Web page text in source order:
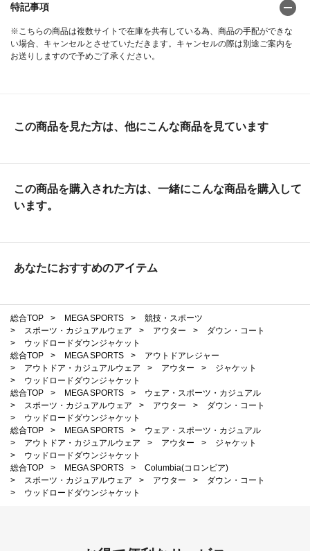
特記事項
※こちらの商品は複数サイトで在庫を共有している為、商品の手配ができな
い場合、キャンセルとさせていただきます。キャンセルの際は別途ご案内を
お送りしますので予めご了承ください。
この商品を見た方は、他にこんな商品を見ています
この商品を購入された方は、一緒にこんな商品を購入して
います。
あなたにおすすめのアイテム
総合TOP > MEGA SPORTS >
競技・スポーツ
>
スポーツ・カジュアルウェア > アウター >
ダウン・コート
>
ウッドロードダウンジャケット
総合TOP
> MEGA SPORTS >
アウトドアレジャー
>
アウトドア・カジュアルウェア > アウター >
ジャケット
>
ウッドロードダウンジャケット
総合TOP
> MEGA SPORTS >
ウェア・スポーツ・カジュアル
>
スポーツ・カジュアルウェア > アウター >
ダウン・コート
>
ウッドロードダウンジャケット
総合TOP
> MEGA SPORTS >
ウェア・スポーツ・カジュアル
>
アウトドア・カジュアルウェア > アウター >
ジャケット
>
ウッドロードダウンジャケット
総合TOP
> MEGA SPORTS >
Columbia(コロンビア)
>
スポーツ・カジュアルウェア > アウター >
ダウン・コート
>
ウッドロードダウンジャケット